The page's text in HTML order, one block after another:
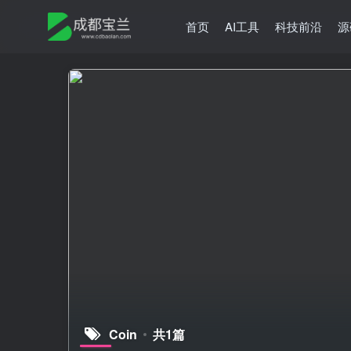
首页 AI工具 科技前沿
Coin 共1篇